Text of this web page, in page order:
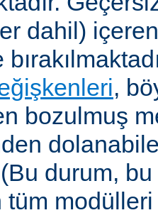
dahil)
,
bozulmuş
durum,
tüm